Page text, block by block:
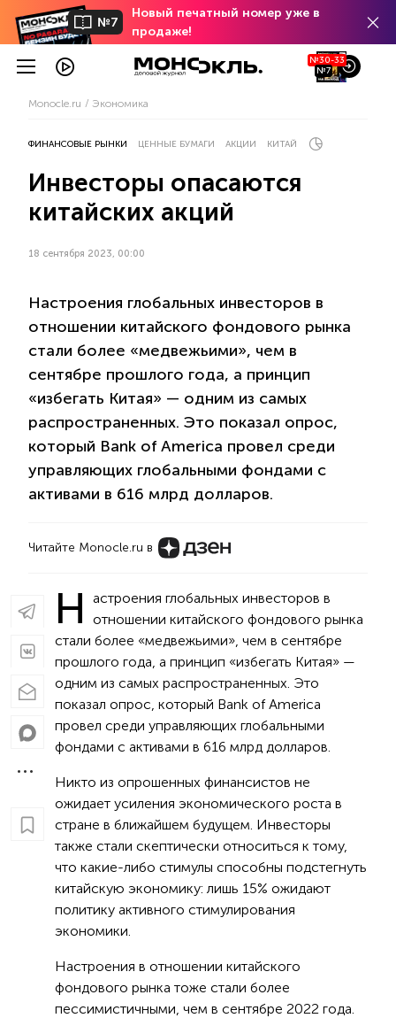
№7
Новый печатный номер уже в
продаже!
№30-33
№7
Monocle.ru Экономика
ФИНАНСОВЫЕ РЫНКИ ЦЕННЫЕ БУМАГИ АКЦИИ КИТАЙ
Инвесторы опасаются
китайских акций
18 сентября 2023, 00:00
Настроения глобальных инвесторов в
отношении китайского фондового рынка
стали более «медвежьими», чем в
сентябре прошлого года, а принцип
«избегать Китая» — одним из самых
распространенных. Это показал опрос,
который Bank of America провел среди
управляющих глобальными фондами с
активами в 616 млрд долларов.
Читайте Monocle.ru в
Н
астроения глобальных инвесторов в
отношении китайского фондового рынка
стали более «медвежьими», чем в сентябре
прошлого года, а принцип «избегать Китая» —
одним из самых распространенных. Это
показал опрос, который Bank of America
провел среди управляющих глобальными
фондами с активами в 616 млрд долларов.
Никто из опрошенных финансистов не
ожидает усиления экономического роста в
стране в ближайшем будущем. Инвесторы
также стали скептически относиться к тому,
что какие-либо стимулы способны подстегнуть
китайскую экономику: лишь 15% ожидают
политику активного стимулирования
экономики.
Настроения в отношении китайского
фондового рынка тоже стали более
пессимистичными, чем в сентябре 2022 года.